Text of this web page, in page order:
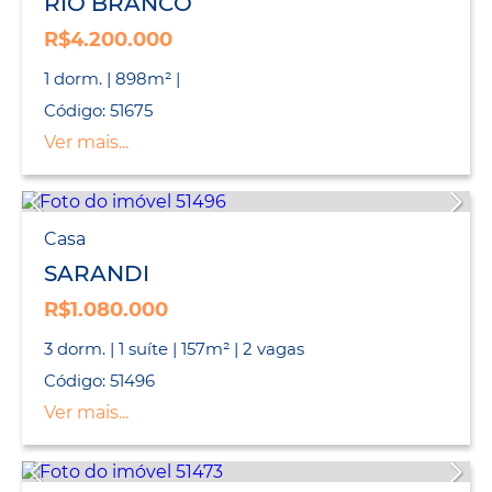
R$4.200.000
1 dorm. | 898m² |
Código: 51675
Ver mais...
Casa
SARANDI
R$1.080.000
3 dorm. | 1 suíte | 157m² | 2 vagas
Código: 51496
Ver mais...